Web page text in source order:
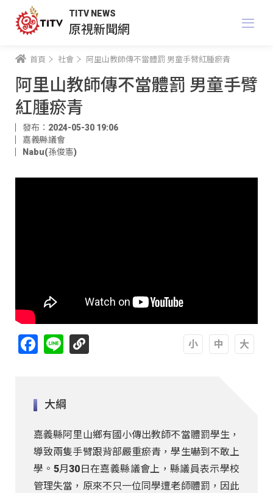
TITV NEWS
原視新聞網
首頁 社會 阿里山教師傳不當體罰 男童手臂紅腫瘀青
阿里山教師傳不當體罰 男童手臂
紅腫瘀青
發布：2024-05-30 19:06
嘉義縣議會
Nabu(孫俊憲)
Facebook
Line
大綱
嘉義縣阿里山鄉有國小傳出教師不當體罰學生，
導致兩隻手臂跟背部嚴重瘀青，學生嚇到不敢上
學。5月30日在嘉義縣議會上，縣議員表示學校
管理失當，原來不只一位同學遭老師體罰，因此